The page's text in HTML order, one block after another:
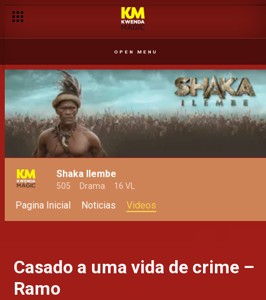
OPEN MENU
Shaka Ilembe
505 Drama 16 VL
Pagina Inicial Noticias Videos
Casado a uma vida de crime –
Ramo